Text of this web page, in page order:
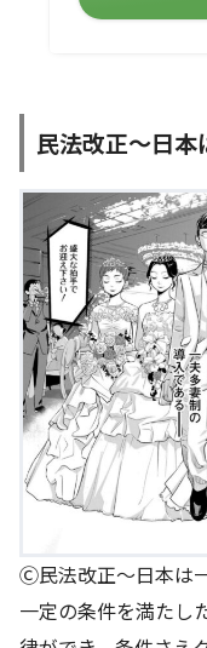
民法改正～日本
Ⓒ民法改正～日本は
一定の条件を満たし